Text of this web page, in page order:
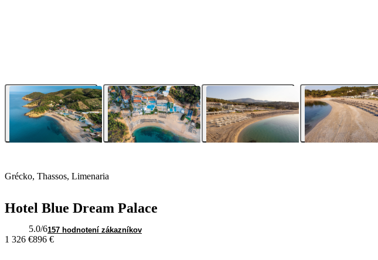
Grécko, Thassos, Limenaria
Hotel Blue Dream Palace
5.0/6157 hodnotení zákazníkov
1 326 €896 €